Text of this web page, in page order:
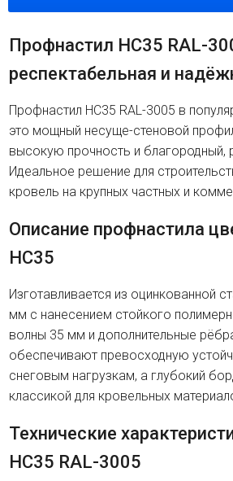
Профнастил HC35 RAL-
респектабельная и
Профнастил HC35 RAL-3005 в
это мощный несуще-стеновой
высокую прочность и благородный,
Идеальное решение для
кровель на крупных частных и
Описание профнастила
HC35
Изготавливается из оцинкованной
мм с нанесением стойкого
волны 35 мм и дополнительные
обеспечивают превосходную
снеговым нагрузкам, а глубокий
классикой для кровельных
Технические
HC35 RAL-3005